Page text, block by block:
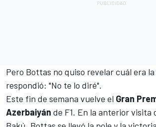
Pero Bottas no quiso revelar cuál era
respondió: "No te lo diré".
Este fin de semana vuelve el Gran
Azerbaiyán de F1. En la anterior visita